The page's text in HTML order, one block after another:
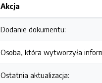
Akcja
Dodanie dokumentu:
Osoba, która wytworzyła
Ostatnia aktualizacja: